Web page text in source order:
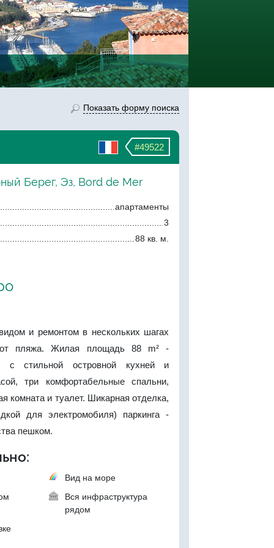
Показать форму поиска
#49522
Берег, Эз, Bord de Mer
апартаменты
3
88 кв. м.
и ремонтом в нескольких шагах
от пляжа. Жилая площадь 88 m² -
с стильной островной кухней и
три комфортабельные спальни,
комната и туалет. Шикарная отделка,
для электромобиля) паркинга -
пешком.
Вид на море
Вся инфраструктура
рядом